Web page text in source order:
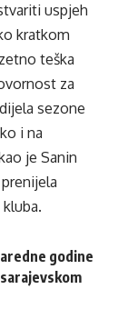
uspjeh
kratkom
teška
za
sezone
i na
je Sanin
godine